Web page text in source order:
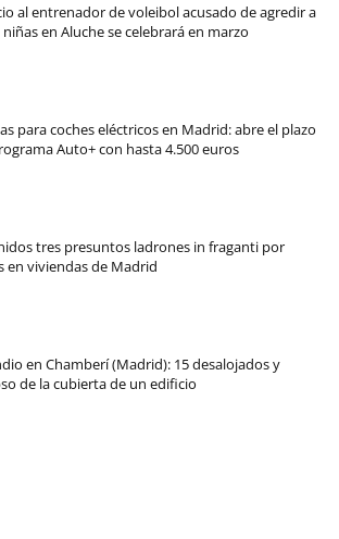
al entrenador de voleibol acusado de agredir a
en Aluche se celebrará en marzo
para coches eléctricos en Madrid: abre el plazo
Auto+ con hasta 4.500 euros
tres presuntos ladrones in fraganti por
en viviendas de Madrid
en Chamberí (Madrid): 15 desalojados y
de la cubierta de un edificio